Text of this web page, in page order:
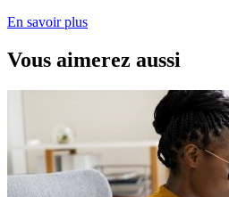
En savoir plus
Vous aimerez aussi